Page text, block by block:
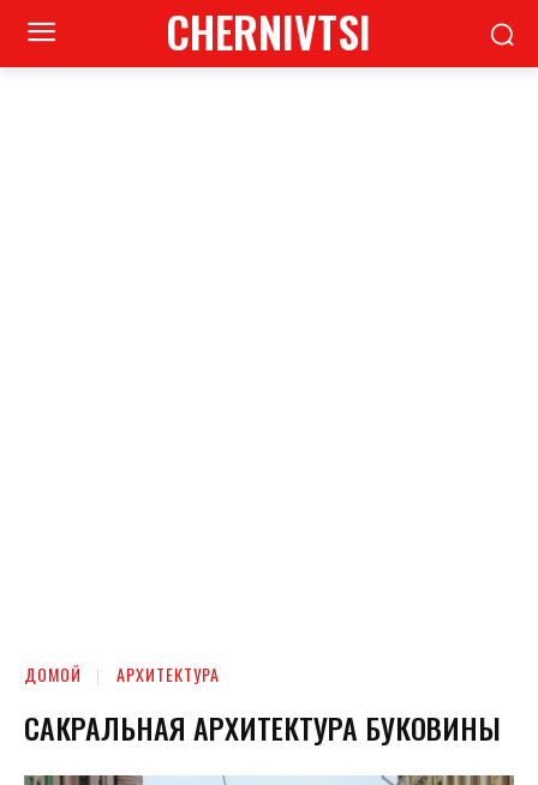
CHERNIVTSI
ДОМОЙ АРХИТЕКТУРА
САКРАЛЬНАЯ АРХИТЕКТУРА БУКОВИНЫ